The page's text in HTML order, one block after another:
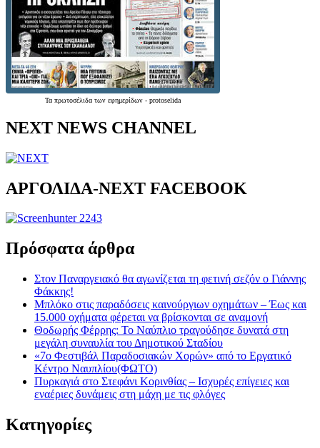
Τα πρωτοσέλιδα των εφημερίδων - protoselida
NEXT NEWS CHANNEL
ΑΡΓΟΛΙΔΑ-ΝΕΧΤ FACEBOOK
Πρόσφατα άρθρα
Στον Παναργειακό θα αγωνίζεται τη φετινή σεζόν ο Γιάννης
Φάκκης!
Μπλόκο στις παραδόσεις καινούργιων οχημάτων – Έως και
15.000 οχήματα φέρεται να βρίσκονται σε αναμονή
Θοδωρής Φέρρης: Το Ναύπλιο τραγούδησε δυνατά στη
μεγάλη συναυλία του Δημοτικού Σταδίου
«7ο Φεστιβάλ Παραδοσιακών Χορών» από το Εργατικό
Κέντρο Ναυπλίου(ΦΩΤΟ)
Πυρκαγιά στο Στεφάνι Κορινθίας – Ισχυρές επίγειες και
εναέριες δυνάμεις στη μάχη με τις φλόγες
Kατηγορίες